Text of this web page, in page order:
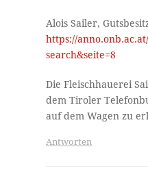
Alois Sailer,
https://
search&seite=8
Die Fleischhauerei
dem Tiroler
auf dem Wagen zu
Antworten